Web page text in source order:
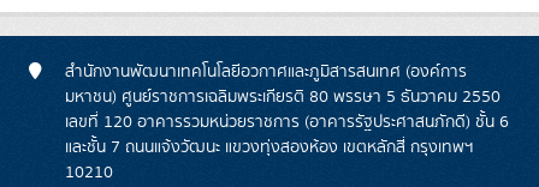
สำนักงานพัฒนาเทคโนโลยีอวกาศและภูมิสารสนเทศ (องค์การ
มหาชน) ศูนย์ราชการเฉลิมพระเกียรติ 80 พรรษา 5 ธันวาคม 2550
เลขที่ 120 อาคารรวมหน่วยราชการ (อาคารรัฐประศาสนภักดี) ชั้น 6
และชั้น 7 ถนนแจ้งวัฒนะ แขวงทุ่งสองห้อง เขตหลักสี่ กรุงเทพฯ
10210